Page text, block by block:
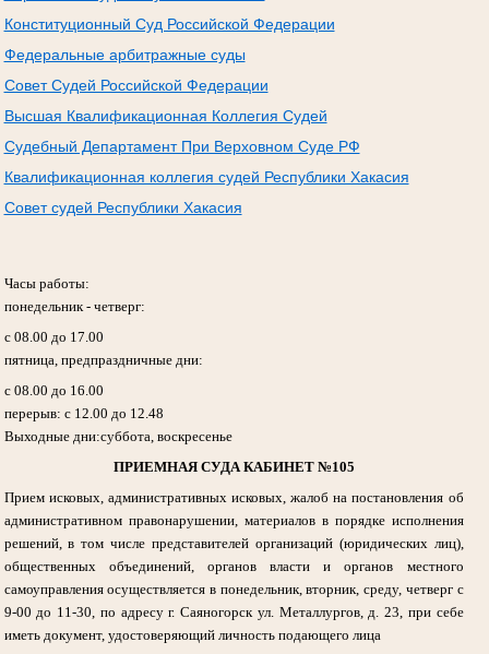
Конституционный Суд Российской Федерации
Федеральные арбитражные суды
Совет Судей Российской Федерации
Высшая Квалификационная Коллегия Судей
Судебный Департамент При Верховном Суде РФ
Квалификационная коллегия судей Республики Хакасия
Совет судей Республики Хакасия
Часы работы:
понедельник - четверг:
с 08.00 до 17.00
пятница, предпраздничные дни:
с 08.00 до 16.00
перерыв: с 12.00 до 12.48
Выходные дни:суббота, воскресенье
ПРИЕМНАЯ СУДА КАБИНЕТ №105
Прием исковых, административных исковых, жалоб на постановления об
административном правонарушении, материалов в порядке исполнения
решений, в том числе представителей организаций (юридических лиц),
общественных объединений, органов власти и органов местного
самоуправления осуществляется в понедельник, вторник, среду, четверг с
9-00 до 11-30, по адресу г. Саяногорск ул. Металлургов, д. 23, при себе
иметь документ, удостоверяющий личность подающего лица